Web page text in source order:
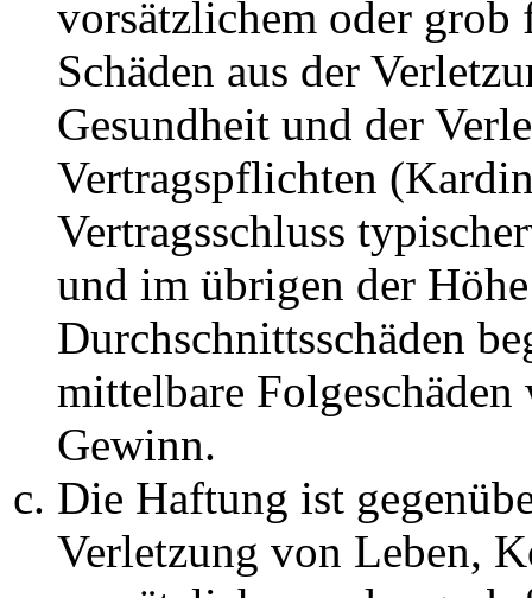
vorsätzlichem oder grob
Schäden aus der
Gesundheit und der
Vertragspflichten
Vertragsschluss
und im übrigen der
Durchschnittsschäden
mittelbare Folgeschäden
Gewinn.
Die Haftung ist
Verletzung von Leben,